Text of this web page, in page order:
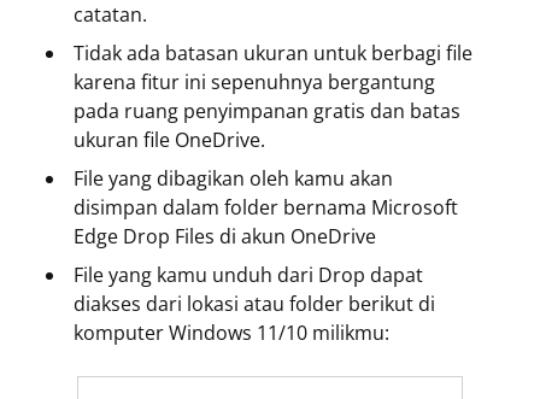
catatan.
Tidak ada batasan ukuran untuk berbagi file
karena fitur ini sepenuhnya bergantung
pada ruang penyimpanan gratis dan batas
ukuran file OneDrive.
File yang dibagikan oleh kamu akan
disimpan dalam folder bernama Microsoft
Edge Drop Files di akun OneDrive
File yang kamu unduh dari Drop dapat
diakses dari lokasi atau folder berikut di
komputer Windows 11/10 milikmu: